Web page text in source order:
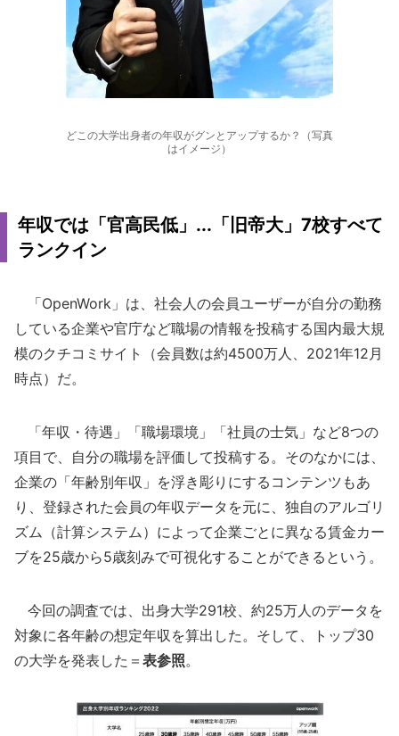
どこの大学出身者の年収がグンとアップするか？（写真
はイメージ）
年収では「官高民低」...「旧帝大」7校すべて
ランクイン
「OpenWork」は、社会人の会員ユーザーが自分の勤務
している企業や官庁など職場の情報を投稿する国内最大規
模のクチコミサイト（会員数は約4500万人、2021年12月
時点）だ。
「年収・待遇」「職場環境」「社員の士気」など8つの
項目で、自分の職場を評価して投稿する。そのなかには、
企業の「年齢別年収」を浮き彫りにするコンテンツもあ
り、登録された会員の年収データを元に、独自のアルゴリ
ズム（計算システム）によって企業ごとに異なる賃金カー
ブを25歳から5歳刻みで可視化することができるという。
今回の調査では、出身大学291校、約25万人のデータを
対象に各年齢の想定年収を算出した。そして、トップ30
の大学を発表した＝ 表参照。